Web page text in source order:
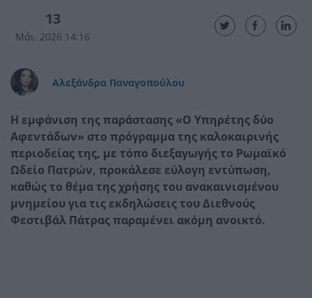
13
Μάι. 2026 14:16
Αλεξάνδρα Παναγοπούλου
Η εμφάνιση της παράστασης «Ο Υπηρέτης δύο
Αφεντάδων» στο πρόγραμμα της καλοκαιρινής
περιοδείας της, με τόπο διεξαγωγής το Ρωμαϊκό
Ωδείο Πατρών, προκάλεσε εύλογη εντύπωση,
καθώς το θέμα της χρήσης του ανακαινισμένου
μνημείου για τις εκδηλώσεις του Διεθνούς
Φεστιβάλ Πάτρας παραμένει ακόμη ανοικτό.